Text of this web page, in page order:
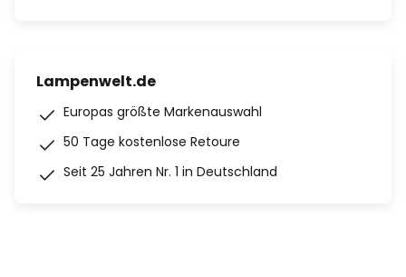
Lampenwelt.de
Europas größte Markenauswahl
50 Tage kostenlose Retoure
Seit 25 Jahren Nr. 1 in Deutschland